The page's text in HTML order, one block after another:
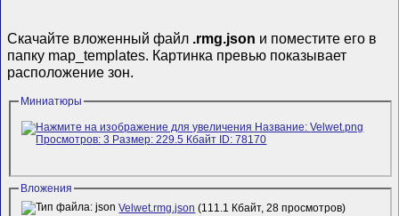
Скачайте вложенный файл .rmg.json и поместите его в
папку map_templates. Картинка превью показывает
расположение зон.
Миниатюры
Вложения
Velwet.rmg.json (111.1 Кбайт, 28 просмотров)